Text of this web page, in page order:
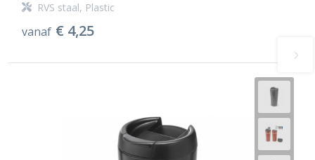
RVS staal, Plastic
vanaf € 4,25